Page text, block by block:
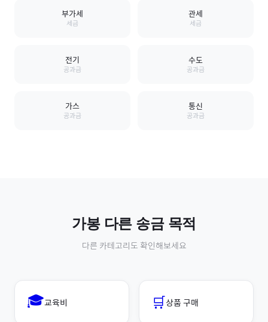
부가세
세금
관세
세금
전기
공과금
수도
공과금
가스
공과금
통신
공과금
가봉다른 송금 목적
다른 카테고리도 확인해보세요
🎓교육비 🛒상품 구매